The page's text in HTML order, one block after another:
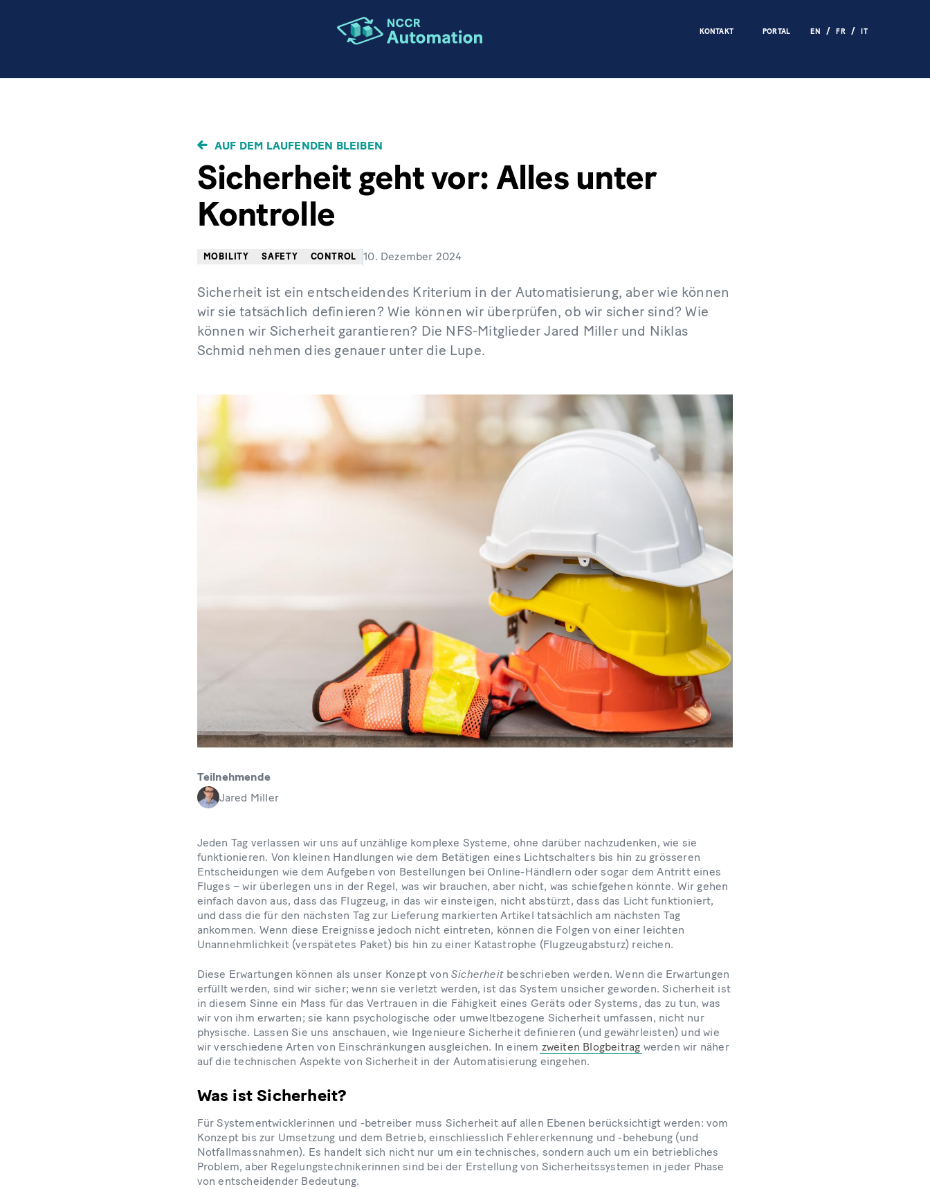
KONTAKT PORTAL EN FR IT
PFADNAVIGATION
AUF DEM LAUFENDEN BLEIBEN
Sicherheit geht vor: Alles unter
Kontrolle
MOBILITY SAFETY CONTROL 10. Dezember 2024
Sicherheit ist ein entscheidendes Kriterium in der Automatisierung, aber wie können
wir sie tatsächlich definieren? Wie können wir überprüfen, ob wir sicher sind? Wie
können wir Sicherheit garantieren? Die NFS-Mitglieder Jared Miller und Niklas
Schmid nehmen dies genauer unter die Lupe.
Teilnehmende
Jared Miller
Jeden Tag verlassen wir uns auf unzählige komplexe Systeme, ohne darüber nachzudenken, wie sie
funktionieren. Von kleinen Handlungen wie dem Betätigen eines Lichtschalters bis hin zu grösseren
Entscheidungen wie dem Aufgeben von Bestellungen bei Online-Händlern oder sogar dem Antritt eines
Fluges – wir überlegen uns in der Regel, was wir brauchen, aber nicht, was schiefgehen könnte. Wir gehen
einfach davon aus, dass das Flugzeug, in das wir einsteigen, nicht abstürzt, dass das Licht funktioniert,
und dass die für den nächsten Tag zur Lieferung markierten Artikel tatsächlich am nächsten Tag
ankommen. Wenn diese Ereignisse jedoch nicht eintreten, können die Folgen von einer leichten
Unannehmlichkeit (verspätetes Paket) bis hin zu einer Katastrophe (Flugzeugabsturz) reichen.
Diese Erwartungen können als unser Konzept vonSicherheit beschrieben werden. Wenn die Erwartungen
erfüllt werden, sind wir sicher; wenn sie verletzt werden, ist das System unsicher geworden. Sicherheit ist
in diesem Sinne ein Mass für das Vertrauen in die Fähigkeit eines Geräts oder Systems, das zu tun, was
wir von ihm erwarten; sie kann psychologische oder umweltbezogene Sicherheit umfassen, nicht nur
physische. Lassen Sie uns anschauen, wie Ingenieure Sicherheit definieren (und gewährleisten) und wie
wir verschiedene Arten von Einschränkungen ausgleichen. In einem zweiten Blogbeitrag werden wir näher
auf die technischen Aspekte von Sicherheit in der Automatisierung eingehen.
Was ist Sicherheit?
Für Systementwicklerinnen und -betreiber muss Sicherheit auf allen Ebenen berücksichtigt werden: vom
Konzept bis zur Umsetzung und dem Betrieb, einschliesslich Fehlererkennung und -behebung (und
Notfallmassnahmen). Es handelt sich nicht nur um ein technisches, sondern auch um ein betriebliches
Problem, aber Regelungstechnikerinnen sind bei der Erstellung von Sicherheitssystemen in jeder Phase
von entscheidender Bedeutung.